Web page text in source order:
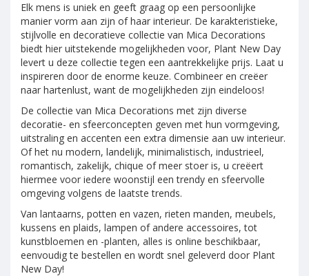
Elk mens is uniek en geeft graag op een persoonlijke
manier vorm aan zijn of haar interieur. De karakteristieke,
stijlvolle en decoratieve collectie van Mica Decorations
biedt hier uitstekende mogelijkheden voor, Plant New Day
levert u deze collectie tegen een aantrekkelijke prijs. Laat u
inspireren door de enorme keuze. Combineer en creëer
naar hartenlust, want de mogelijkheden zijn eindeloos!
De collectie van Mica Decorations met zijn diverse
decoratie- en sfeerconcepten geven met hun vormgeving,
uitstraling en accenten een extra dimensie aan uw interieur.
Of het nu modern, landelijk, minimalistisch, industrieel,
romantisch, zakelijk, chique of meer stoer is, u creëert
hiermee voor iedere woonstijl een trendy en sfeervolle
omgeving volgens de laatste trends.
Van lantaarns, potten en vazen, rieten manden, meubels,
kussens en plaids, lampen of andere accessoires, tot
kunstbloemen en -planten, alles is online beschikbaar,
eenvoudig te bestellen en wordt snel geleverd door Plant
New Day!